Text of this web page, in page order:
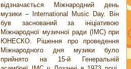
відзначається Міжнародний день
музики – International Music Day. Він
був заснований за ініціативою
Міжнародної музичної ради (IMC) при
ЮНЕСКО. Рішення про проведення
Міжнародного дня музики було
прийнято на 15-й Генеральній